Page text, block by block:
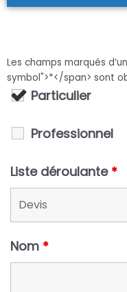
Les champs marqués
symbol">*</span> sont
Particulier
Professionnel
Liste déroulante *
Nom *